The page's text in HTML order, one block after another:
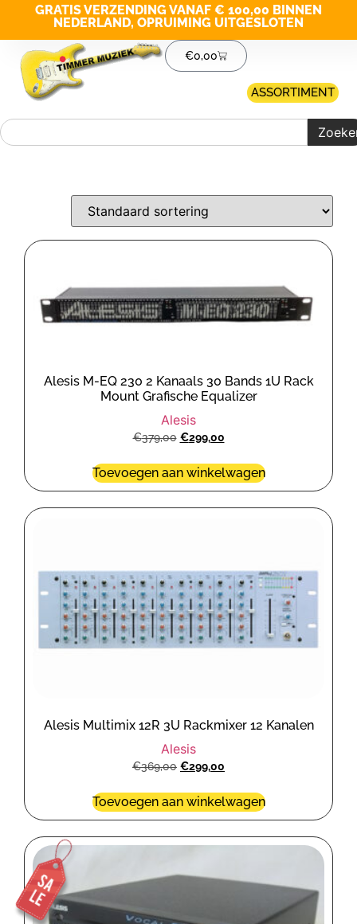
GRATIS VERZENDING VANAF € 100,00 BINNEN
NEDERLAND, OPRUIMING UITGESLOTEN
€0,00
ASSORTIMENT
Alesis M-EQ 230 2 Kanaals 30 Bands 1U Rack
Mount Grafische Equalizer
Alesis
€379,00 €299,00
Toevoegen aan winkelwagen
Alesis Multimix 12R 3U Rackmixer 12 Kanalen
Alesis
€369,00 €299,00
Toevoegen aan winkelwagen